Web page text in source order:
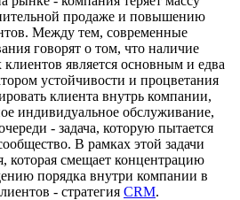
продаже и повышению
Между тем, современные
говорят о том, что наличие
является основным и едва
устойчивости и процветания
клиента внутрь компании,
индивидуальное обслуживание,
- задача, которую пытается
В рамках этой задачи
которая смещает концентрацию
порядка внутри компании в
- стратегия CRM.